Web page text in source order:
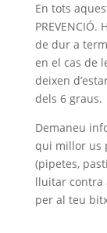
En tots
de dur a
en el cas de
deixen
dels 6 graus.
Demaneu
qui millor us
(pipetes,
lluitar contra
per al teu